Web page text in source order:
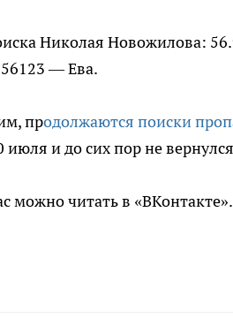
Николая Новожилова:
— Ева.
продолжаются поиски
июля и до сих пор не
можно читать в